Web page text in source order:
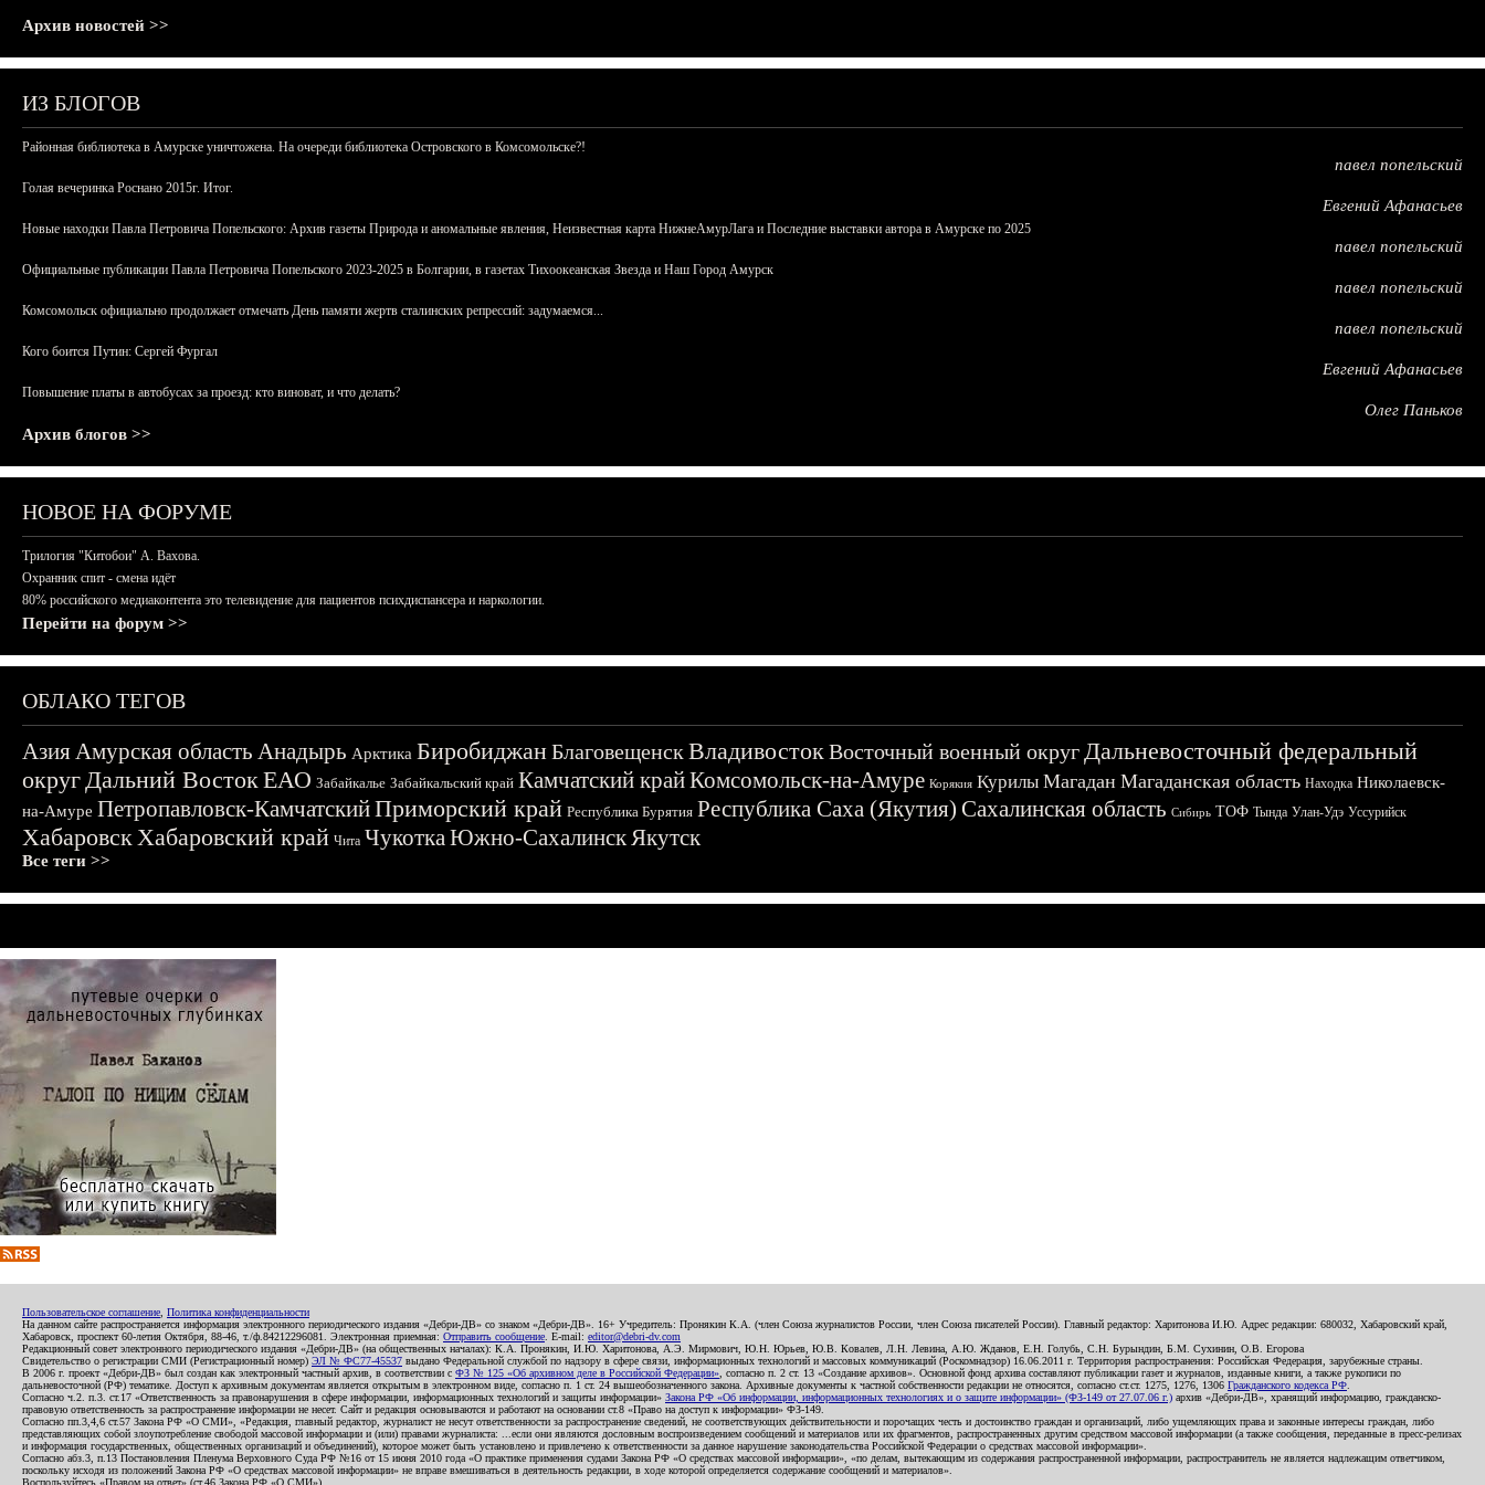
Архив новостей >>
ИЗ БЛОГОВ
Районная библиотека в Амурске уничтожена. На очереди библиотека Островского в Комсомольске?!
павел попельский
Голая вечеринка Роснано 2015г. Итог.
Евгений Афанасьев
Новые находки Павла Петровича Попельского: Архив газеты Природа и аномальные явления, Неизвестная карта НижнеАмурЛага и Последние выставки автора в Амурске по 2025
павел попельский
Официальные публикации Павла Петровича Попельского 2023-2025 в Болгарии, в газетах Тихоокеанская Звезда и Наш Город Амурск
павел попельский
Комсомольск официально продолжает отмечать День памяти жертв сталинских репрессий: задумаемся...
павел попельский
Кого боится Путин: Сергей Фургал
Евгений Афанасьев
Повышение платы в автобусах за проезд: кто виноват, и что делать?
Олег Паньков
Архив блогов >>
НОВОЕ НА ФОРУМЕ
Трилогия "Китобои" А. Вахова.
Охранник спит - смена идёт
80% российского медиаконтента это телевидение для пациентов психдиспансера и наркологии.
Перейти на форум >>
ОБЛАКО ТЕГОВ
АзияАмурская область Анадырь Арктика БиробиджанБлаговещенскВладивостокВосточный военный округДальневосточный федеральный
округДальний ВостокЕАО Забайкалье Забайкальский край Камчатский крайКомсомольск-на-Амуре Корякия Курилы Магадан Магаданская область Находка Николаевск-
на-Амуре Петропавловск-КамчатскийПриморский край Республика Бурятия Республика Саха (Якутия) Сахалинская область Сибирь ТОФ Тында Улан-Удэ Уссурийск
ХабаровскХабаровский край Чита ЧукоткаЮжно-СахалинскЯкутск
Все теги >>
Пользовательское соглашение Политика конфиденциальности
На данном сайте распространяется информация электронного периодического издания «Дебри-ДВ» со знаком «Дебри-ДВ». 16+ Учредитель: Пронякин К.А. (член Союза журналистов России, член Союза писателей России). Главный редактор: Харитонова И.Ю. Адрес редакции: 680032, Хабаровский край,
Хабаровск, проспект 60-летия Октября, 88-46, т./ф.84212296081. Электронная приемная: Отправить сообщение . E-mail: editor@debri-dv.com
Редакционный совет электронного периодического издания «Дебри-ДВ» (на общественных началах): К.А. Пронякин, И.Ю. Харитонова, А.Э. Мирмович, Ю.Н. Юрьев, Ю.В. Ковалев, Л.Н. Левина, А.Ю. Жданов, Е.Н. Голубь, С.Н. Бурындин, Б.М. Сухинин, О.В. Егорова
Свидетельство о регистрации СМИ (Регистрационный номер) ЭЛ № ФС77-45537 выдано Федеральной службой по надзору в сфере связи, информационных технологий и массовых коммуникаций (Роскомнадзор) 16.06.2011 г. Территория распространения: Российская Федерация, зарубежные страны.
В 2006 г. проект «Дебри-ДВ» был создан как электронный частный архив, в соответствии с ФЗ № 125 «Об архивном деле в Российской Федерации» , согласно п. 2 ст. 13 «Создание архивов». Основной фонд архива составляют публикации газет и журналов, изданные книги, а также рукописи по
дальневосточной (РФ) тематике. Доступ к архивным документам является открытым в электронном виде, согласно п. 1 ст. 24 вышеобозначенного закона. Архивные документы к частной собственности редакции не относятся, согласно ст.ст. 1275, 1276, 1306 Гражданского кодекса РФ
Согласно ч.2. п.3. ст.17 «Ответственность за правонарушения в сфере информации, информационных технологий и защиты информации» Закона РФ «Об информации, информационных технологиях и о защите информации» (ФЗ-149 от 27.07.06 г.) архив «Дебри-ДВ», хранящий информацию, гражданско-
правовую ответственность за распространение информации не несет. Сайт и редакция основываются и работают на основании ст.8 «Право на доступ к информации» ФЗ-149.
Согласно пп.3,4,6 ст.57 Закона РФ «О СМИ», «Редакция, главный редактор, журналист не несут ответственности за распространение сведений, не соответствующих действительности и порочащих честь и достоинство граждан и организаций, либо ущемляющих права и законные интересы граждан, либо
представляющих собой злоупотребление свободой массовой информации и (или) правами журналиста: ...если они являются дословным воспроизведением сообщений и материалов или их фрагментов, распространенных другим средством массовой информации (а также сообщения, переданные в пресс-релизах
и информация государственных, общественных организаций и объединений), которое может быть установлено и привлечено к ответственности за данное нарушение законодательства Российской Федерации о средствах массовой информации».
Согласно абз.3, п.13 Постановления Пленума Верховного Суда РФ №16 от 15 июня 2010 года «О практике применения судами Закона РФ «О средствах массовой информации», «по делам, вытекающим из содержания распространенной информации, распространитель не является надлежащим ответчиком,
поскольку исходя из положений Закона РФ «О средствах массовой информации» не вправе вмешиваться в деятельность редакции, в ходе которой определяется содержание сообщений и материалов».
Воспользуйтесь «Правом на ответ» (ст.46 Закона РФ «О СМИ»).